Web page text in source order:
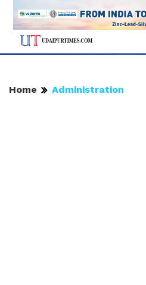
Home Administration